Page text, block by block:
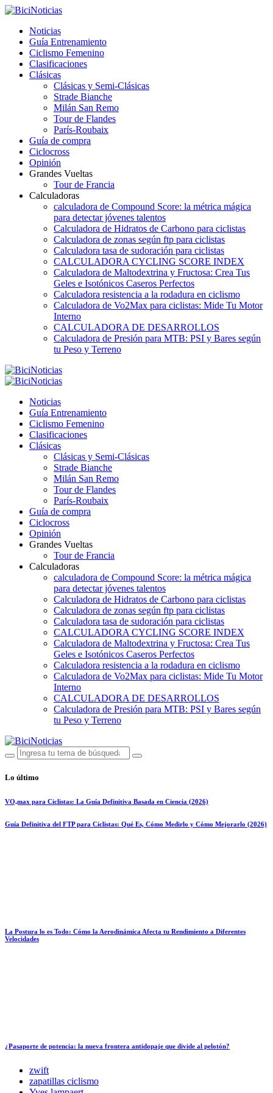
Noticias
Guía Entrenamiento
Ciclismo Femenino
Clasificaciones
Clásicas
Clásicas y Semi-Clásicas
Strade Bianche
Milán San Remo
Tour de Flandes
París-Roubaix
Guía de compra
Ciclocross
Opinión
Grandes Vueltas
Tour de Francia
Calculadoras
calculadora de Compound Score: la métrica mágica
para detectar jóvenes talentos
Calculadora de Hidratos de Carbono para ciclistas
Calculadora de zonas según ftp para ciclistas
Calculadora tasa de sudoración para ciclistas
CALCULADORA CYCLING SCORE INDEX
Calculadora de Maltodextrina y Fructosa: Crea Tus
Geles e Isotónicos Caseros Perfectos
Calculadora resistencia a la rodadura en ciclismo
Calculadora de Vo2Max para ciclistas: Mide Tu Motor
Interno
CALCULADORA DE DESARROLLOS
Calculadora de Presión para MTB: PSI y Bares según
tu Peso y Terreno
Noticias
Guía Entrenamiento
Ciclismo Femenino
Clasificaciones
Clásicas
Clásicas y Semi-Clásicas
Strade Bianche
Milán San Remo
Tour de Flandes
París-Roubaix
Guía de compra
Ciclocross
Opinión
Grandes Vueltas
Tour de Francia
Calculadoras
calculadora de Compound Score: la métrica mágica
para detectar jóvenes talentos
Calculadora de Hidratos de Carbono para ciclistas
Calculadora de zonas según ftp para ciclistas
Calculadora tasa de sudoración para ciclistas
CALCULADORA CYCLING SCORE INDEX
Calculadora de Maltodextrina y Fructosa: Crea Tus
Geles e Isotónicos Caseros Perfectos
Calculadora resistencia a la rodadura en ciclismo
Calculadora de Vo2Max para ciclistas: Mide Tu Motor
Interno
CALCULADORA DE DESARROLLOS
Calculadora de Presión para MTB: PSI y Bares según
tu Peso y Terreno
Lo último
VO₂max para Ciclistas: La Guía Definitiva Basada en Ciencia (2026)
Guía Definitiva del FTP para Ciclistas: Qué Es, Cómo Medirlo y Cómo Mejorarlo (2026)
La Postura lo es Todo: Cómo la Aerodinámica Afecta tu Rendimiento a Diferentes
Velocidades
¿Pasaporte de potencia: la nueva frontera antidopaje que divide al pelotón?
zwift
zapatillas ciclismo